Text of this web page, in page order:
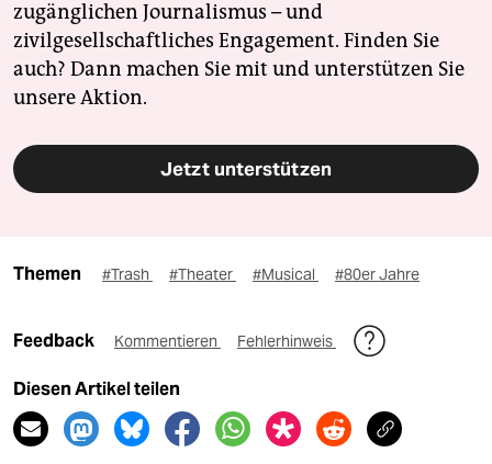
zugänglichen Journalismus – und
zivilgesellschaftliches Engagement. Finden Sie
auch? Dann machen Sie mit und unterstützen Sie
unsere Aktion.
Jetzt unterstützen
Themen #Trash #Theater #Musical #80er Jahre
Feedback Kommentieren Fehlerhinweis
Diesen Artikel teilen